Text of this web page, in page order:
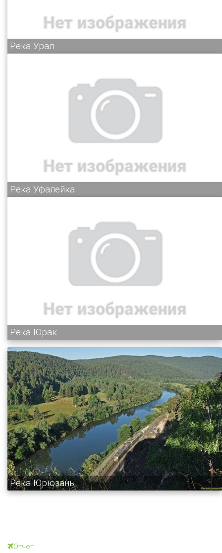
Река Урал
Река Уфалейка
Река Юрак
Река Юрюзань
Отчет